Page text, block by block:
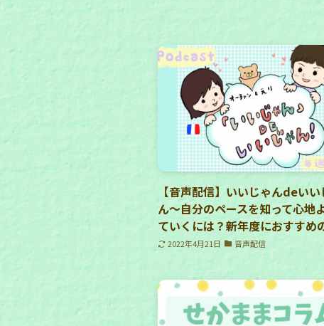
【音声配信】いいじゃんdeいい
ん〜自分のペースを知って心地
ていくには？新年度におすすめ
2022年4月21日 音声配信